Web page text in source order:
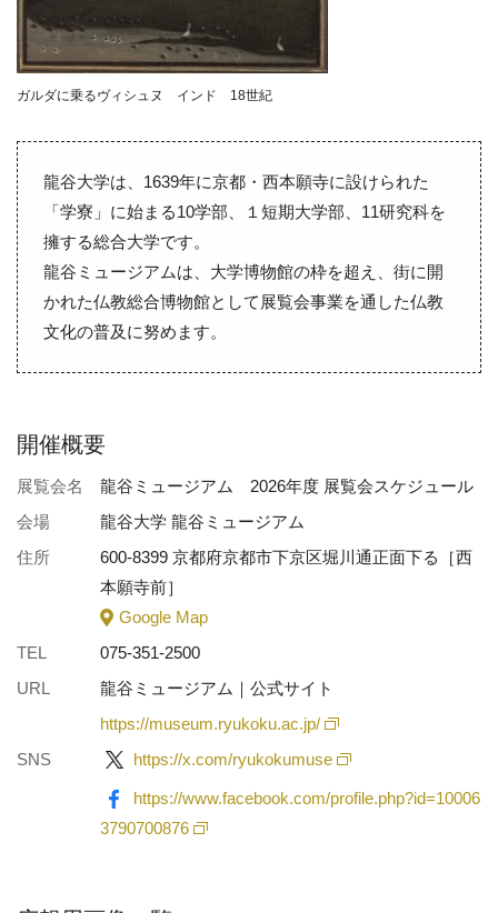
ガルダに乗るヴィシュヌ インド 18世紀
龍谷大学は、1639年に京都・西本願寺に設けられた
「学寮」に始まる10学部、１短期大学部、11研究科を
擁する総合大学です。
龍谷ミュージアムは、大学博物館の枠を超え、街に開
かれた仏教総合博物館として展覧会事業を通した仏教
文化の普及に努めます。
開催概要
展覧会名
龍谷ミュージアム 2026年度 展覧会スケジュール
会場
龍谷大学 龍谷ミュージアム
住所
600-8399 京都府京都市下京区堀川通正面下る［西
本願寺前］
Google Map
TEL
075-351-2500
URL
龍谷ミュージアム｜公式サイト
https://museum.ryukoku.ac.jp/
SNS
https://x.com/ryukokumuse
https://www.facebook.com/profile.php?id=10006
3790700876